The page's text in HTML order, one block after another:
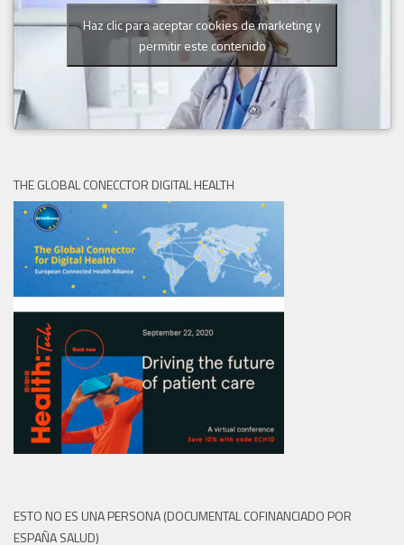
Haz clic para aceptar cookies de marketing y
permitir este contenido
THE GLOBAL CONECCTOR DIGITAL HEALTH
ESTO NO ES UNA PERSONA (DOCUMENTAL COFINANCIADO POR
ESPAÑA SALUD)